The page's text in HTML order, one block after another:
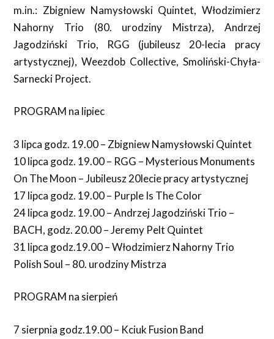
m.in.: Zbigniew Namysłowski Quintet, Włodzimierz
Nahorny Trio (80. urodziny Mistrza), Andrzej
Jagodziński Trio, RGG (jubileusz 20-lecia pracy
artystycznej), Weezdob Collective, Smoliński-Chyła-
Sarnecki Project.
PROGRAM na lipiec
3 lipca godz. 19.00 – Zbigniew Namysłowski Quintet
10 lipca godz. 19.00 – RGG – Mysterious Monuments
On The Moon – Jubileusz 20lecie pracy artystycznej
17 lipca godz. 19.00 – Purple Is The Color
24 lipca godz. 19.00 – Andrzej Jagodziński Trio –
BACH, godz. 20.00 – Jeremy Pelt Quintet
31 lipca godz.19.00 – Włodzimierz Nahorny Trio
Polish Soul – 80. urodziny Mistrza
PROGRAM na sierpień
7 sierpnia godz.19.00 – Kciuk Fusion Band